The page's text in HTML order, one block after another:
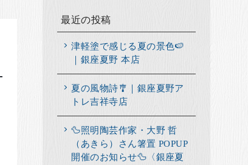
最近の投稿
津軽塗で感じる夏の景色🍉
｜銀座夏野 本店
夏の風物詩🎐｜銀座夏野ア
トレ吉祥寺店
🦆照明陶芸作家・大野 哲
（あきら）さん箸置 POPUP
開催のお知らせ🦆〈銀座夏